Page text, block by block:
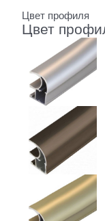
Цвет профиля
Цвет